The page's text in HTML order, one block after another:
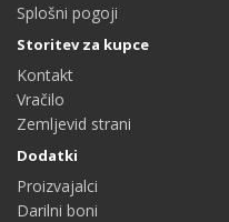
Splošni pogoji
Storitev za kupce
Kontakt
Vračilo
Zemljevid strani
Dodatki
Proizvajalci
Darilni boni